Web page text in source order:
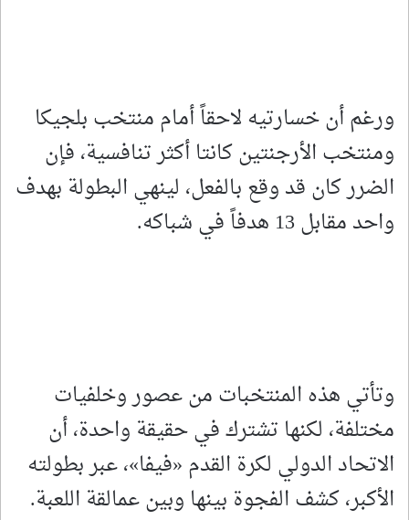
ورغم أن خسارتيه لاحقاً أمام منتخب بلجيكا
ومنتخب الأرجنتين كانتا أكثر تنافسية، فإن
الضرر كان قد وقع بالفعل، لينهي البطولة بهدف
واحد مقابل 13 هدفاً في شباكه.
وتأتي هذه المنتخبات من عصور وخلفيات
مختلفة، لكنها تشترك في حقيقة واحدة، أن
الاتحاد الدولي لكرة القدم «فيفا»، عبر بطولته
الأكبر، كشف الفجوة بينها وبين عمالقة اللعبة.